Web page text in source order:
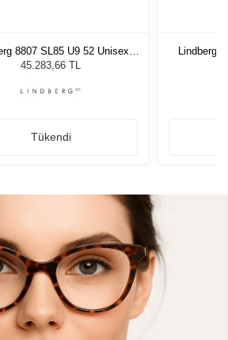
8807 SL85 U9 52 Unisex
Güneş Gözlüğü
45.283,66 TL
Tükendi
Lindberg